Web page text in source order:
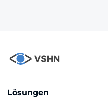
Lösungen